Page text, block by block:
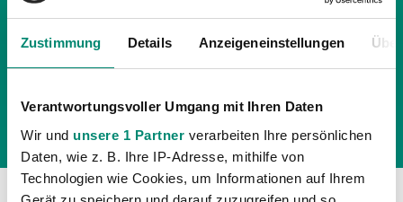
Zustimmung Details Anzeigeneinstellungen
Verantwortungsvoller Umgang mit Ihren Daten
Wir und unsere 1 Partner verarbeiten Ihre persönlichen
Daten, wie z. B. Ihre IP-Adresse, mithilfe von
Technologien wie Cookies, um Informationen auf Ihrem
TÄGLICHE ARCHIVE: 20.
NOVEMBER 2010